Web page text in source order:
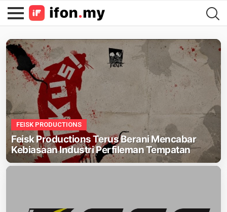
LATEST
STORIES
FEISK PRODUCTIONS
Feisk Productions Terus Berani Mencabar
Kebiasaan Industri Perfileman Tempatan